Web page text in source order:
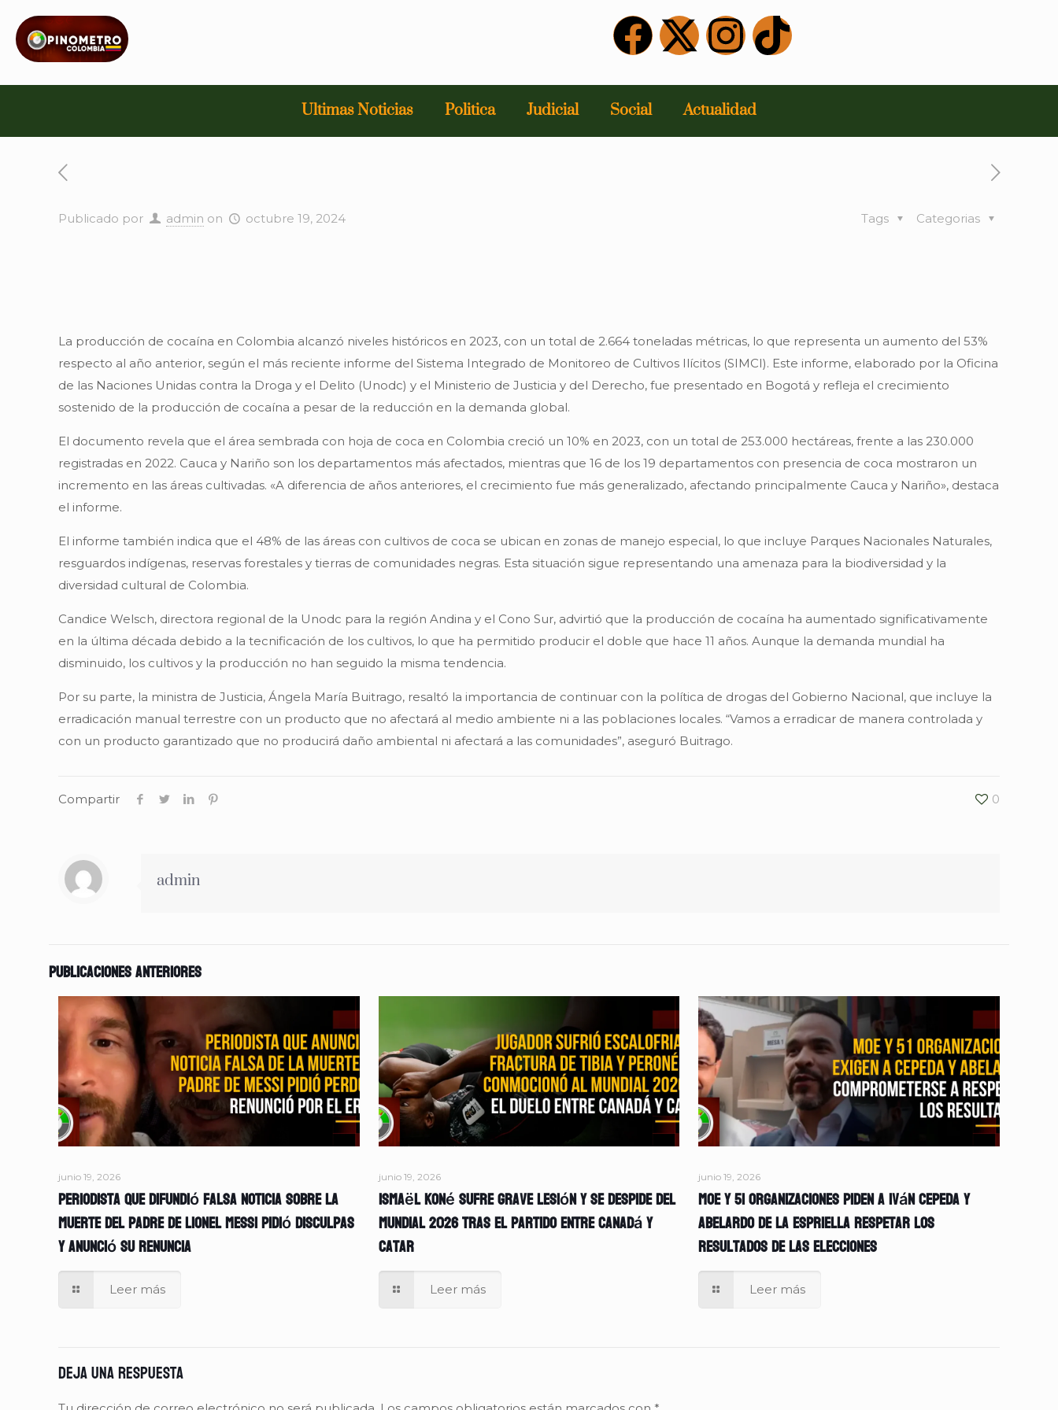
Ultimas Noticias Politica Judicial Social Actualidad
Publicado por admin on octubre 19, 2024 Categorias
Tags
La producción de cocaína en Colombia alcanzó niveles históricos en 2023, con un total de 2.664 toneladas métricas, lo que representa un aumento del 53%
respecto al año anterior, según el más reciente informe del Sistema Integrado de Monitoreo de Cultivos Ilícitos (SIMCI). Este informe, elaborado por la Oficina
de las Naciones Unidas contra la Droga y el Delito (Unodc) y el Ministerio de Justicia y del Derecho, fue presentado en Bogotá y refleja el crecimiento
sostenido de la producción de cocaína a pesar de la reducción en la demanda global.
El documento revela que el área sembrada con hoja de coca en Colombia creció un 10% en 2023, con un total de 253.000 hectáreas, frente a las 230.000
registradas en 2022. Cauca y Nariño son los departamentos más afectados, mientras que 16 de los 19 departamentos con presencia de coca mostraron un
incremento en las áreas cultivadas. «A diferencia de años anteriores, el crecimiento fue más generalizado, afectando principalmente Cauca y Nariño», destaca
el informe.
El informe también indica que el 48% de las áreas con cultivos de coca se ubican en zonas de manejo especial, lo que incluye Parques Nacionales Naturales,
resguardos indígenas, reservas forestales y tierras de comunidades negras. Esta situación sigue representando una amenaza para la biodiversidad y la
diversidad cultural de Colombia.
Candice Welsch, directora regional de la Unodc para la región Andina y el Cono Sur, advirtió que la producción de cocaína ha aumentado significativamente
en la última década debido a la tecnificación de los cultivos, lo que ha permitido producir el doble que hace 11 años. Aunque la demanda mundial ha
disminuido, los cultivos y la producción no han seguido la misma tendencia.
Por su parte, la ministra de Justicia, Ángela María Buitrago, resaltó la importancia de continuar con la política de drogas del Gobierno Nacional, que incluye la
erradicación manual terrestre con un producto que no afectará al medio ambiente ni a las poblaciones locales. “Vamos a erradicar de manera controlada y
con un producto garantizado que no producirá daño ambiental ni afectará a las comunidades”, aseguró Buitrago.
Compartir 0
admin
Publicaciones anteriores
junio 19, 2026
Periodista que difundió falsa noticia sobre la
muerte del padre de Lionel Messi pidió disculpas
y anunció su renuncia
Leer más
junio 19, 2026
Ismaël Koné sufre grave lesión y se despide del
Mundial 2026 tras el partido entre Canadá y
Catar
Leer más
junio 19, 2026
MOE y 51 organizaciones piden a Iván Cepeda y
Abelardo de la Espriella respetar los
resultados de las elecciones
Leer más
Deja una respuesta